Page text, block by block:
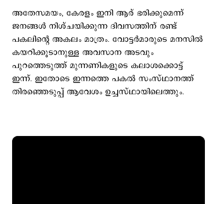
അതേസമയം, കേരളം ഇനി ആര് ഭരിക്കുമെന്ന്
ജനങ്ങള്‍ നിശ്ചയിക്കുന്ന ദിവസത്തിന് രണ്ട്
പകലിന്‍റെ അകലം മാത്രം. വോട്ടര്‍മാരുടെ മനസില്‍
കയറിക്കൂടാനുള്ള അവസാന അടവും
പുറത്തെടുത്ത് മുന്നണികളുടെ കലാശക്കൊട്ട്
ഇന്ന്. ഇതോടെ ഇന്നത്തെ പകല്‍ സംസ്ഥാനത്ത്
തിരഞ്ഞെടുപ്പ് ആവേശം ഉച്ചസ്ഥായിലെത്തും.